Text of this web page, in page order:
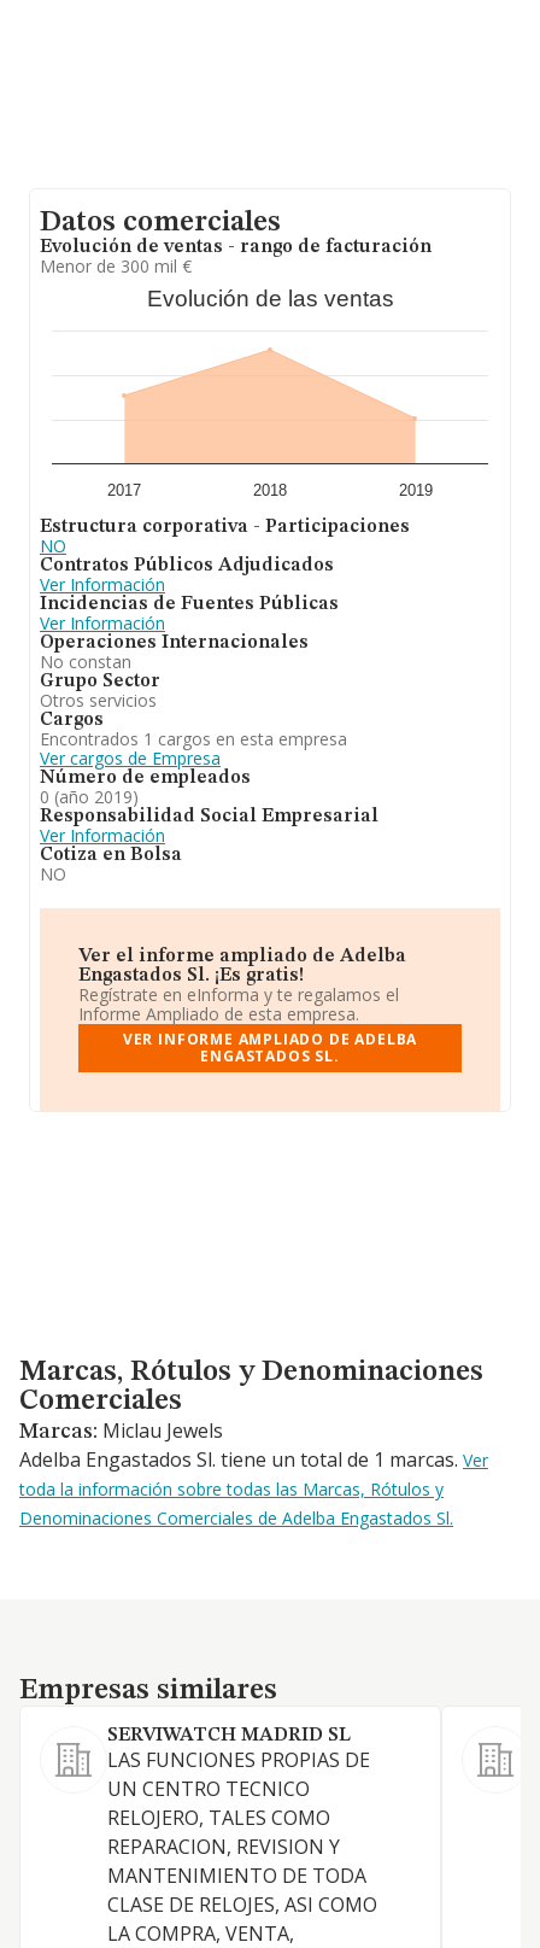
Datos comerciales
Evolución de ventas - rango de facturación
Menor de 300 mil €
Evolución de las ventas
2017 2018 2019
Estructura corporativa - Participaciones
NO
Contratos Públicos Adjudicados
Ver Información
Incidencias de Fuentes Públicas
Ver Información
Operaciones Internacionales
No constan
Grupo Sector
Otros servicios
Cargos
Encontrados 1 cargos en esta empresa
Ver cargos de Empresa
Número de empleados
0 (año 2019)
Responsabilidad Social Empresarial
Ver Información
Cotiza en Bolsa
NO
Ver el informe ampliado de Adelba
Engastados Sl. ¡Es gratis!
Regístrate en eInforma y te regalamos el
Informe Ampliado de esta empresa.
VER INFORME AMPLIADO DE ADELBA
ENGASTADOS SL.
Marcas, Rótulos y Denominaciones Comerciales
Marcas, Rótulos y Denominaciones
Comerciales
Marcas: Miclau Jewels
Adelba Engastados Sl. tiene un total de 1 marcas. Ver
toda la información sobre todas las Marcas, Rótulos y
Denominaciones Comerciales de Adelba Engastados Sl.
Empresas similares
Empresas similares
SERVIWATCH MADRID SL
LAS FUNCIONES PROPIAS DE
UN CENTRO TECNICO
RELOJERO, TALES COMO
REPARACION, REVISION Y
MANTENIMIENTO DE TODA
CLASE DE RELOJES, ASI COMO
LA COMPRA, VENTA,